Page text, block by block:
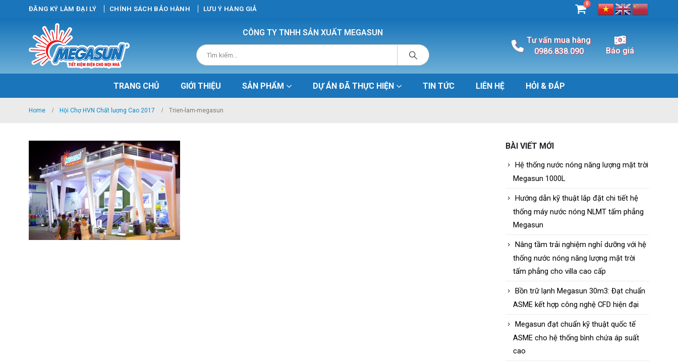
ĐĂNG KÝ LÀM ĐẠI LÝ CHÍNH SÁCH BẢO HÀNH LƯU Ý HÀNG GIẢ
0
CÔNG TY TNHH SẢN XUẤT MEGASUN
Tư vấn mua hàng
0986.838.090
Báo giá
TRANG CHỦ GIỚI THIỆU SẢN PHẨM DỰ ÁN ĐÃ THỰC HIỆN TIN TỨC LIÊN HỆ HỎI & ĐÁP
Home Hội Chợ HVN Chất lượng Cao 2017 Trien-lam-megasun
BÀI VIẾT MỚI
Hệ thống nước nóng năng lượng mặt trời
Megasun 1000L
Hướng dẫn kỹ thuật lắp đặt chi tiết hệ
thống máy nước nóng NLMT tấm phẳng
Megasun
Nâng tầm trải nghiệm nghỉ dưỡng với hệ
thống nước nóng năng lượng mặt trời
tấm phẳng cho villa cao cấp
Bồn trữ lạnh Megasun 30m3: Đạt chuẩn
ASME kết hợp công nghệ CFD hiện đại
Megasun đạt chuẩn kỹ thuật quốc tế
ASME cho hệ thống bình chứa áp suất
cao